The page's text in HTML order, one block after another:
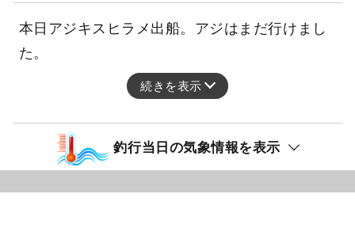
本日アジキスヒラメ出船。アジはまだ行けまし
た。
続きを表示
釣行当日の気象情報を表示